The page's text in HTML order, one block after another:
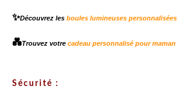
✨Découvrez les boules lumineuses personnalisées
💑Trouvez votre cadeau personnalisé pour maman
Sécurité :